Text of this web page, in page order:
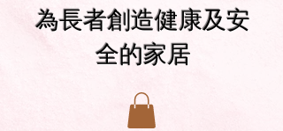
為長者創造健康及安
全的家居